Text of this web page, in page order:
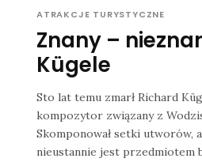
ATRAKCJE TURYSTYCZNE
Znany –
Kügele
Sto lat temu zmarł Richard
kompozytor związany z
Skomponował setki utworów,
nieustannie jest przedmiotem